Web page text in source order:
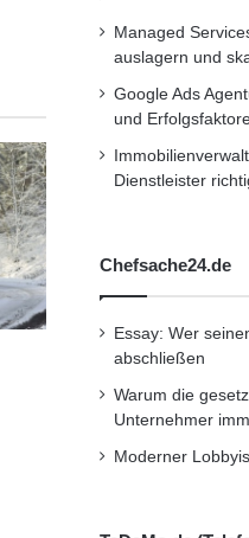
Managed
auslagern und
Google Ads
und
Dienstleister
Chefsache24.de
Essay: Wer
abschließen
Warum die
Unternehmer
Moderner